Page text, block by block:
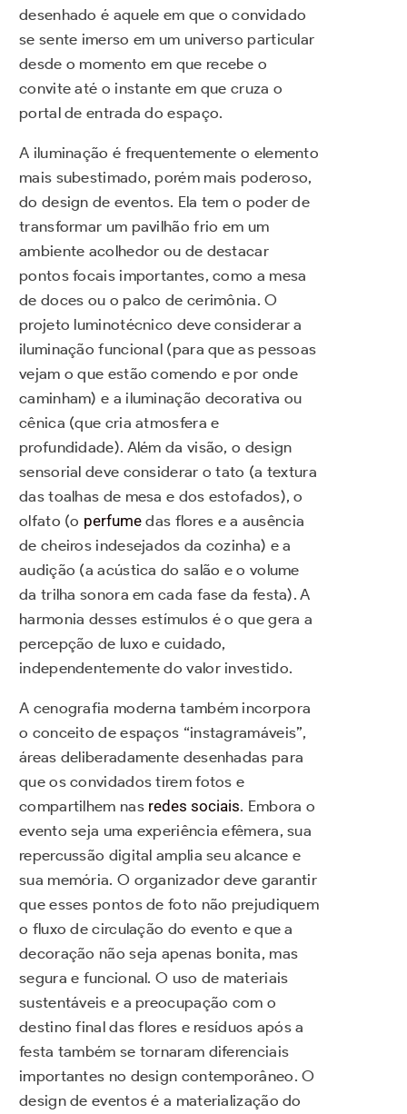
desenhado é aquele em que o convidado
se sente imerso em um universo particular
desde o momento em que recebe o
convite até o instante em que cruza o
portal de entrada do espaço.
A iluminação é frequentemente o elemento
mais subestimado, porém mais poderoso,
do design de eventos. Ela tem o poder de
transformar um pavilhão frio em um
ambiente acolhedor ou de destacar
pontos focais importantes, como a mesa
de doces ou o palco de cerimônia. O
projeto luminotécnico deve considerar a
iluminação funcional (para que as pessoas
vejam o que estão comendo e por onde
caminham) e a iluminação decorativa ou
cênica (que cria atmosfera e
profundidade). Além da visão, o design
sensorial deve considerar o tato (a textura
das toalhas de mesa e dos estofados), o
olfato (o perfume das flores e a ausência
de cheiros indesejados da cozinha) e a
audição (a acústica do salão e o volume
da trilha sonora em cada fase da festa). A
harmonia desses estímulos é o que gera a
percepção de luxo e cuidado,
independentemente do valor investido.
A cenografia moderna também incorpora
o conceito de espaços “instagramáveis”,
áreas deliberadamente desenhadas para
que os convidados tirem fotos e
compartilhem nas redes sociais. Embora o
evento seja uma experiência efêmera, sua
repercussão digital amplia seu alcance e
sua memória. O organizador deve garantir
que esses pontos de foto não prejudiquem
o fluxo de circulação do evento e que a
decoração não seja apenas bonita, mas
segura e funcional. O uso de materiais
sustentáveis e a preocupação com o
destino final das flores e resíduos após a
festa também se tornaram diferenciais
importantes no design contemporâneo. O
design de eventos é a materialização do